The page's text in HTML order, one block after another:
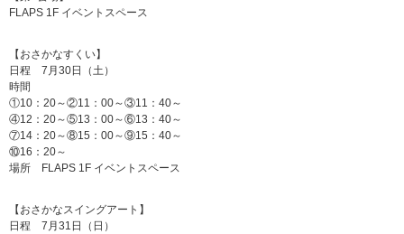
FLAPS 1F イベントスペース
【おさかなすくい】
日程 7月30日（土）
時間
①10：20～②11：00～③11：40～
④12：20～⑤13：00～⑥13：40～
⑦14：20～⑧15：00～⑨15：40～
⑩16：20～
場所 FLAPS 1F イベントスペース
【おさかなスイングアート】
日程 7月31日（日）